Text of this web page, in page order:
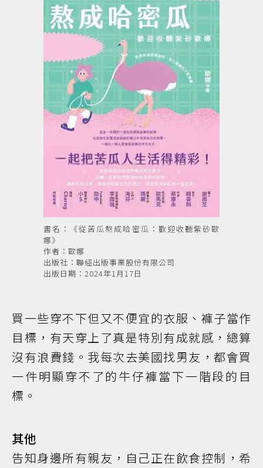
書名：《從苦瓜熬成哈密瓜：歡迎收聽紫砂歐
娜》
作者：歐娜
出版社：聯經出版事業股份有限公司
出版日期：2024年1月17日
買一些穿不下但又不便宜的衣服、褲子當作
目標，有天穿上了真是特別有成就感，總算
沒有浪費錢。我每次去美國找男友，都會買
一件明顯穿不了的牛仔褲當下一階段的目
標。
其他
告知身邊所有親友，自己正在飲食控制，希